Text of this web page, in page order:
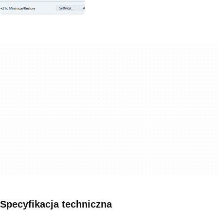
Specyfikacja techniczna